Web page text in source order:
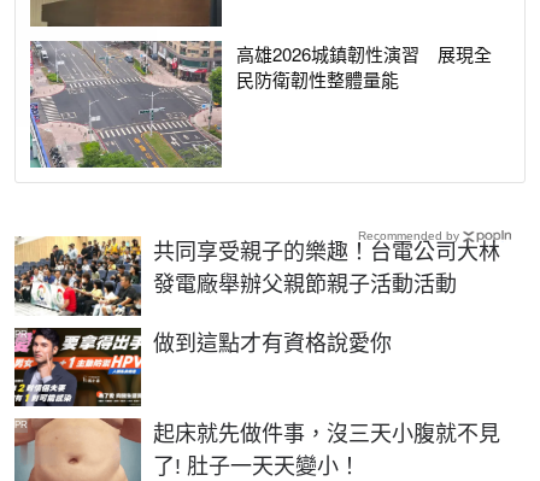
高雄2026城鎮韌性演習 展現全
民防衛韌性整體量能
共同享受親子的樂趣！台電公司大林
發電廠舉辦父親節親子活動活動
做到這點才有資格說愛你
PR
起床就先做件事，沒三天小腹就不見
了! 肚子一天天變小！
PR
Recommended by